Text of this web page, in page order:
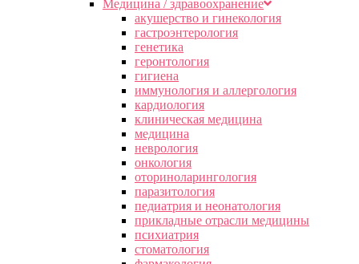
Медицина / здравоохранение
акушерство и гинекология
гастроэнтерология
генетика
геронтология
гигиена
иммунология и аллергология
кардиология
клиническая медицина
медицина
неврология
онкология
оториноларингология
паразитология
педиатрия и неонатология
прикладные отрасли медицины
психиатрия
стоматология